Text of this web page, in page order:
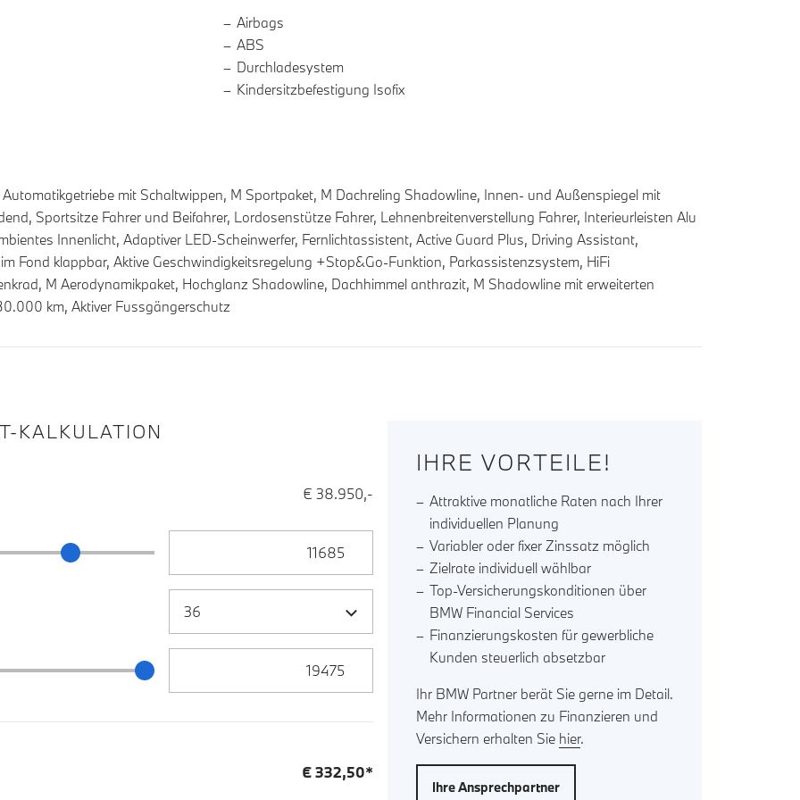
Airbags
ABS
Durchladesystem
Kindersitzbefestigung Isofix
mit Schaltwippen, M Sportpaket, M Dachreling Shadowline, Innen- und Außenspiegel mit
Sportsitze Fahrer und Beifahrer, Lordosenstütze Fahrer, Lehnenbreitenverstellung Fahrer, Interieurleisten Alu
Innenlicht, Adaptiver LED-Scheinwerfer, Fernlichtassistent, Active Guard Plus, Driving Assistant,
Fond klappbar, Aktive Geschwindigkeitsregelung +Stop&Go-Funktion, Parkassistenzsystem, HiFi
M Aerodynamikpaket, Hochglanz Shadowline, Dachhimmel anthrazit, M Shadowline mit erweiterten
km, Aktiver Fussgängerschutz
KALKULATION
€ 38.950,-
Schieberegler
Schieberegler
€332,50*
IHRE VORTEILE!
Attraktive monatliche Raten nach Ihrer
individuellen Planung
Variabler oder fixer Zinssatz möglich
Zielrate individuell wählbar
Top-Versicherungskonditionen über
BMW Financial Services
Finanzierungskosten für gewerbliche
Kunden steuerlich absetzbar
Ihr BMW Partner berät Sie gerne im Detail.
Mehr Informationen zu Finanzieren und
Versichern erhalten Sie hier.
Ihre Ansprechpartner